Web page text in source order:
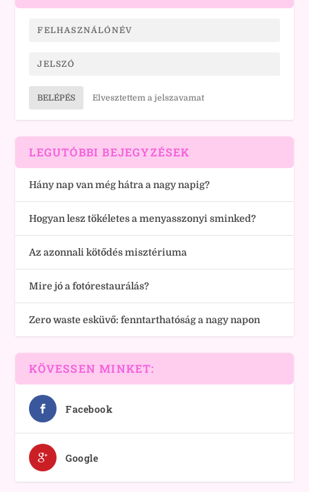
BELÉPÉS Elvesztettem a jelszavamat
LEGUTÓBBI BEJEGYZÉSEK
Hány nap van még hátra a nagy napig?
Hogyan lesz tökéletes a menyasszonyi sminked?
Az azonnali kötődés misztériuma
Mire jó a fotórestaurálás?
Zero waste esküvő: fenntarthatóság a nagy napon
KÖVESSEN MINKET:
Facebook
Google